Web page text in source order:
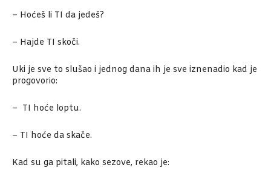
– Hoćeš li TI da jedeš?
– Hajde TI skoči.
Uki je sve to slušao i jednog dana ih je sve iznenadio kad je
progovorio:
– TI hoće loptu.
– TI hoće da skače.
Kad su ga pitali, kako sezove, rekao je: